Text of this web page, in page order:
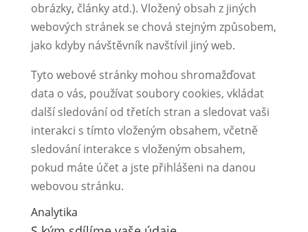
obrázky, články atd.). Vložený obsah z jiných
webových stránek se chová stejným způsobem,
jako kdyby návštěvník navštívil jiný web.
Tyto webové stránky mohou shromažďovat
data o vás, používat soubory cookies, vkládat
další sledování od třetích stran a sledovat vaši
interakci s tímto vloženým obsahem, včetně
sledování interakce s vloženým obsahem,
pokud máte účet a jste přihlášeni na danou
webovou stránku.
Analytika